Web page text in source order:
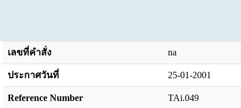
เลขที่คำสั่ง na
ประกาศวันที่ 25-01-2001
Reference Number TAi.049